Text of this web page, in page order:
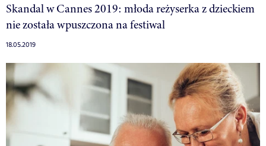
Skandal w Cannes 2019: młoda reżyserka z dzieckiem
nie została wpuszczona na festiwal
18.05.2019